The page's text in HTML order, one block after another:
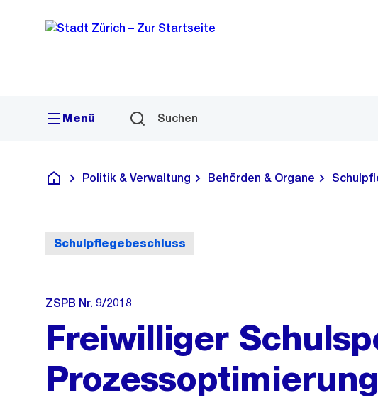
Navigation
Sprunglink
Menü Suchen
Deutsch
Politik & Verwaltung Behörden & Organe
Schulpflegebeschluss
ZSPB Nr. 9/2018
Freiwilliger